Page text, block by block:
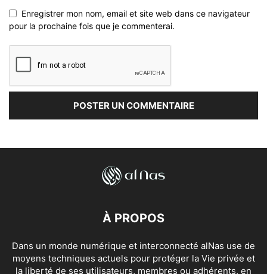
Enregistrer mon nom, email et site web dans ce navigateur
pour la prochaine fois que je commenterai.
À PROPOS
Dans un monde numérique et interconnecté alNas use de
moyens techniques actuels pour protéger la Vie privée et
la liberté de ses utilisateurs, membres ou adhérents, en